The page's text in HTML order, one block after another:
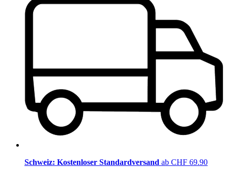
Schweiz: Kostenloser Standardversand ab CHF 69.90